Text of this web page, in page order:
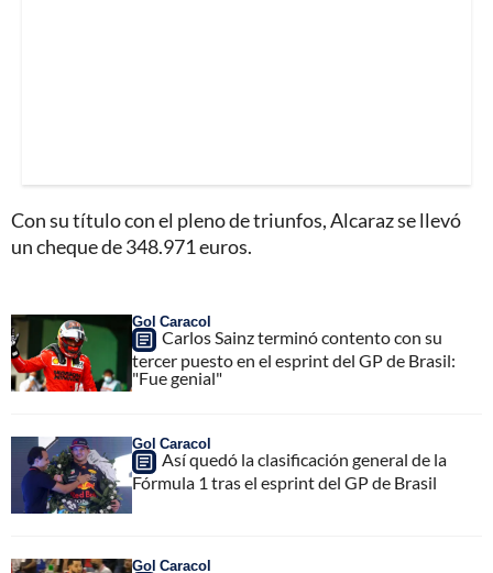
Con su título con el pleno de triunfos, Alcaraz se llevó
un cheque de 348.971 euros.
Gol Caracol
Carlos Sainz terminó contento con su
tercer puesto en el esprint del GP de Brasil:
"Fue genial"
Gol Caracol
Así quedó la clasificación general de la
Fórmula 1 tras el esprint del GP de Brasil
Gol Caracol